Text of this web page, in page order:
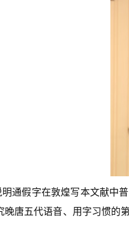
通假字在敦煌写本文献中
晚唐五代语音、用字习惯的